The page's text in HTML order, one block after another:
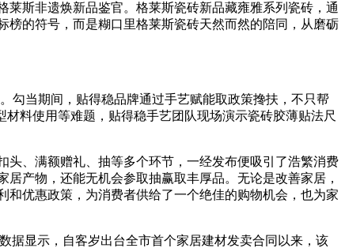
斯非遗焕新品鉴官。格莱斯瓷砖新品藏雍雅系列瓷砖，通
的符号，而是糊口里格莱斯瓷砖天然而然的陪同，从磨砺
当期间，贴得稳品牌通过手艺赋能取政策搀扶，不只帮
料使用等难题，贴得稳手艺团队现场演示瓷砖胶薄贴法尺
、满额赠礼、抽等多个环节，一经发布便吸引了浩繁消费
产物，还能无机会参取抽赢取丰厚品。无论是改善家居，
优惠政策，为消费者供给了一个绝佳的购物机会，也为家
显示，自客岁出台全市首个家居建材发卖合同以来，该